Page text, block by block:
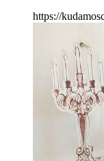
https://